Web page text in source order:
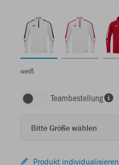
weiß
Teambestellung
Bitte Größe wählen
Produkt individualisieren